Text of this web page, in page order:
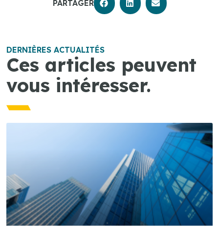
PARTAGER
DERNIÈRES ACTUALITÉS
Ces articles peuvent
vous intéresser.